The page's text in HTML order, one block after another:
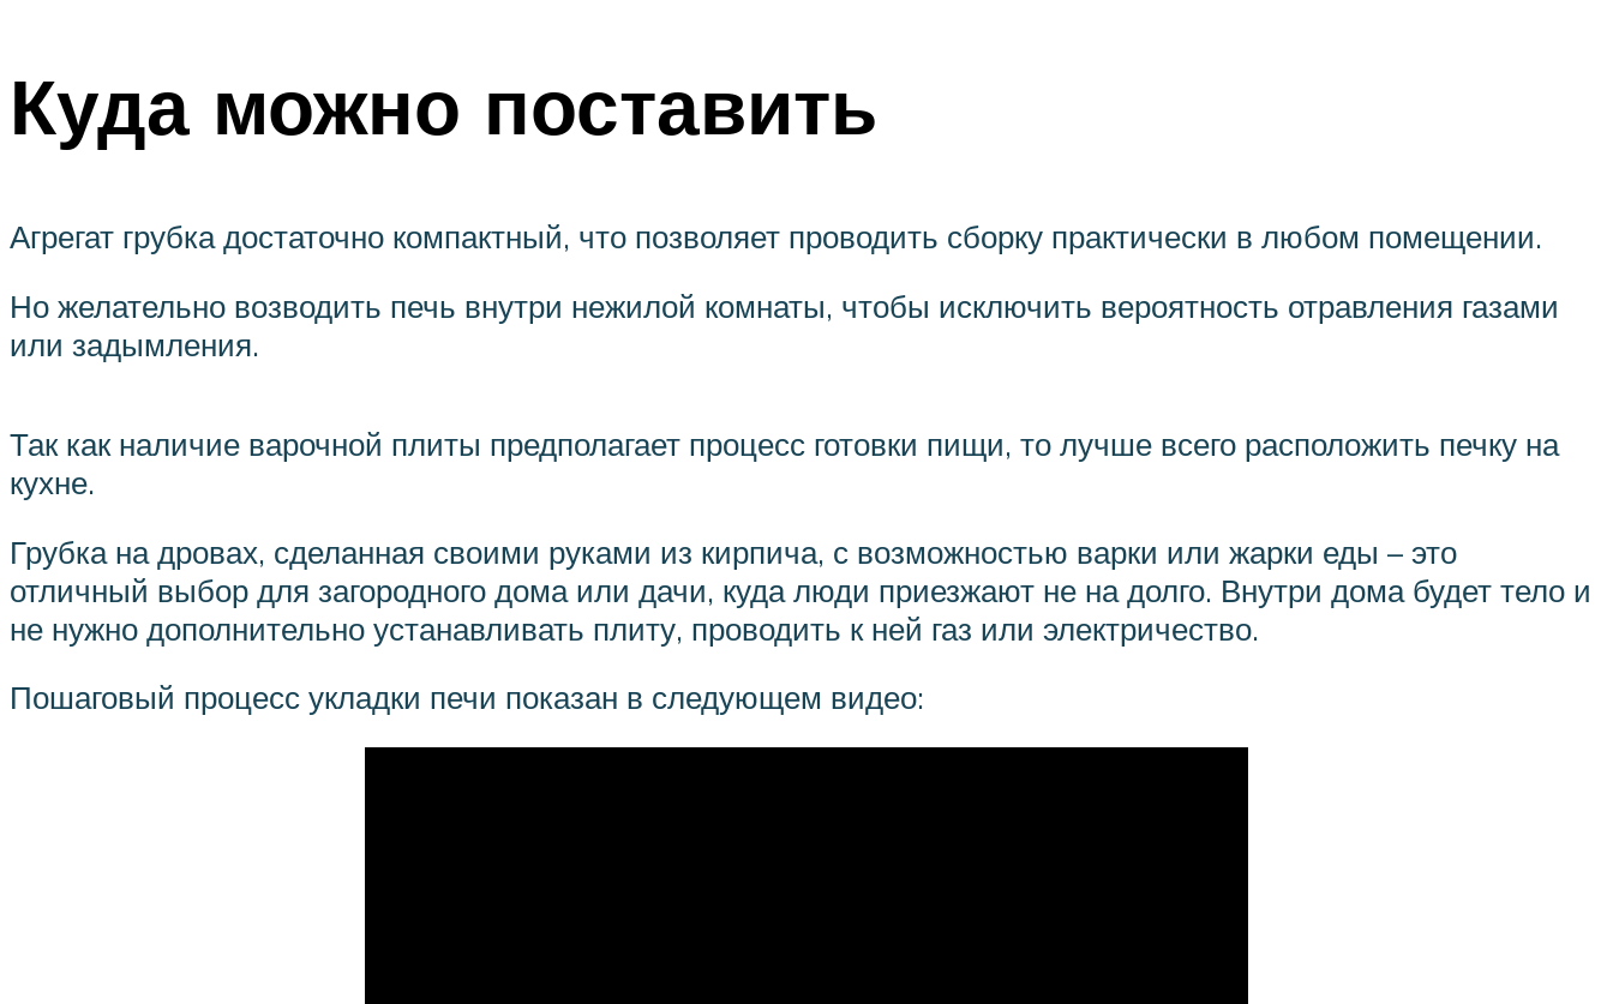
Куда можно поставить
Агрегат грубка достаточно компактный, что позволяет проводить сборку практически в любом помещении.
Но желательно возводить печь внутри нежилой комнаты, чтобы исключить вероятность отравления газами
или задымления.
Так как наличие варочной плиты предполагает процесс готовки пищи, то лучше всего расположить печку на
кухне.
Грубка на дровах, сделанная своими руками из кирпича, с возможностью варки или жарки еды – это
отличный выбор для загородного дома или дачи, куда люди приезжают не на долго. Внутри дома будет тело и
не нужно дополнительно устанавливать плиту, проводить к ней газ или электричество.
Пошаговый процесс укладки печи показан в следующем видео: